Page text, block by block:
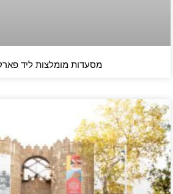
מסעדות מומלצות ליד